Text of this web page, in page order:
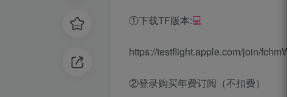
①下载TF版本:💻
https://testflight.apple.com/join/fchmWBON
②登录购买年费订阅（不扣费）